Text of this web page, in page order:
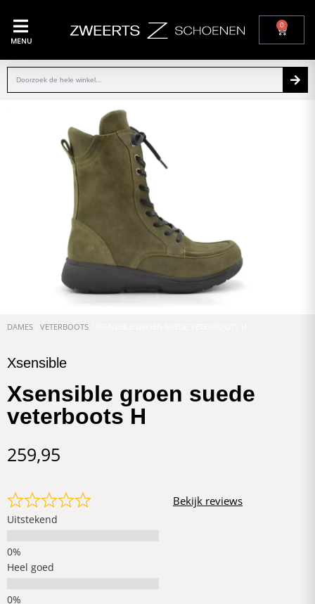
MENU
0
DAMES VETERBOOTS
Xsensible
Xsensible groen suede
veterboots H
259,95
Uitstekend
Heel goed
Bekijk reviews